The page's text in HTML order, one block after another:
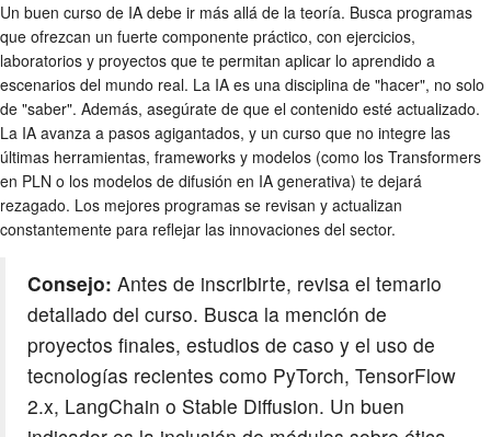
Un buen curso de IA debe ir más allá de la teoría. Busca programas
que ofrezcan un fuerte componente práctico, con ejercicios,
laboratorios y proyectos que te permitan aplicar lo aprendido a
escenarios del mundo real. La IA es una disciplina de "hacer", no solo
de "saber". Además, asegúrate de que el contenido esté actualizado.
La IA avanza a pasos agigantados, y un curso que no integre las
últimas herramientas, frameworks y modelos (como los Transformers
en PLN o los modelos de difusión en IA generativa) te dejará
rezagado. Los mejores programas se revisan y actualizan
constantemente para reflejar las innovaciones del sector.
Consejo: Antes de inscribirte, revisa el temario
detallado del curso. Busca la mención de
proyectos finales, estudios de caso y el uso de
tecnologías recientes como PyTorch, TensorFlow
2.x, LangChain o Stable Diffusion. Un buen